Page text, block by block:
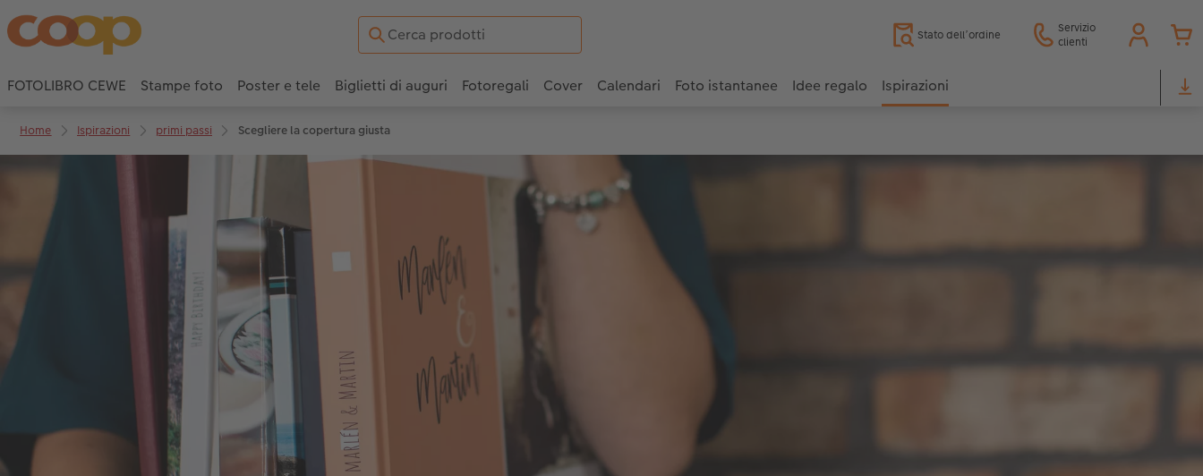
Stato dell’ordine
Servizio
clienti
FOTOLIBRO CEWE Stampe foto Poster e tele Biglietti di auguri Fotoregali Cover Calendari Foto istantanee Idee regalo Ispirazioni
Home Ispirazioni primi passi Scegliere la copertura giusta